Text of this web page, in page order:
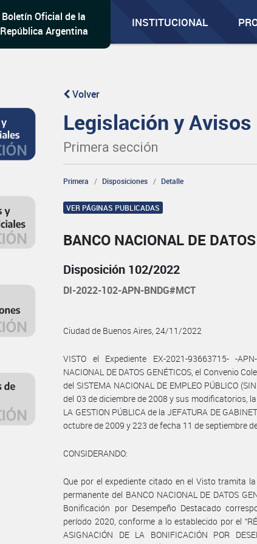
Boletín Oficial de la
República Argentina
INSTITUCIONAL
Volver
Legislación y
Primera sección
Primera Disposiciones Detalle
VER PÁGINAS PUBLICADAS
BANCO NACIONAL DE
Disposición 102/2022
DI-2022-102-APN-BNDG#MCT
Ciudad de Buenos Aires, 24/11/2022
VISTO el Expediente EX-2021-93663715- -
NACIONAL DE DATOS GENÉTICOS, el Convenio
del SISTEMA NACIONAL DE EMPLEO PÚBLICO
del 03 de diciembre de 2008 y sus modificatorios, la
LA GESTION PÚBLICA de la JEFATURA DE
octubre de 2009 y 223 de fecha 11 de septiembre
CONSIDERANDO:
Que por el expediente citado en el Visto tramita
permanente del BANCO NACIONAL DE DATOS
Bonificación por Desempeño Destacado
período 2020, conforme a lo establecido por el
ASIGNACIÓN DE LA BONIFICACIÓN POR